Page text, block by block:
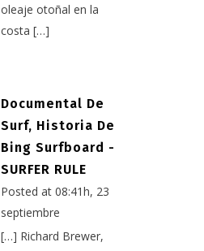
oleaje otoñal en la
costa […]
Documental De
Surf, Historia De
Bing Surfboard -
SURFER RULE
Posted at 08:41h, 23
septiembre
[…] Richard Brewer,